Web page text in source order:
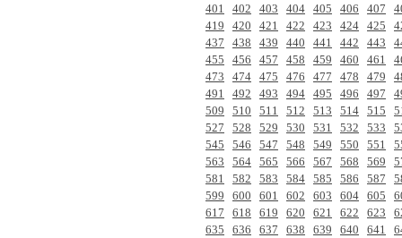
401
402 403 404 405 406 407
419
420 421 422 423 424 425
437
438 439 440 441 442 443
455
456 457 458 459 460 461
473
474 475 476 477 478 479
491
492 493 494 495 496 497
509
510 511 512 513 514 515
527
528 529 530 531 532 533
545
546 547 548 549 550 551
563
564 565 566 567 568 569
581
582 583 584 585 586 587
599
600 601 602 603 604 605
617
618 619 620 621 622 623
635
636 637 638 639 640 641